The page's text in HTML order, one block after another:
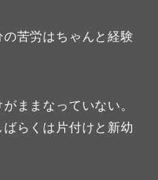
苦労はちゃんと経験
ままなっていない。
らくは片付けと新幼